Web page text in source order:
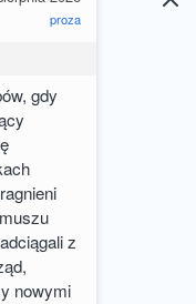
proza
gdy
z
nowymi